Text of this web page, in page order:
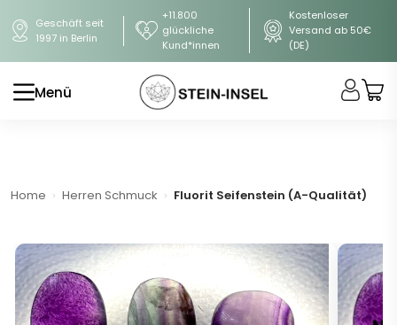
Geschäft seit
1997 in Berlin
+11.800
glückliche
Kund*innen
Kostenloser
Versand ab 50€
(DE)
Menü
Home Herren Schmuck Fluorit Seifenstein (A-Qualität)